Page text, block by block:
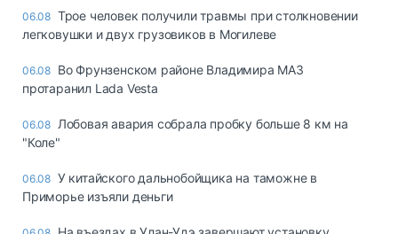
06.08 Трое человек получили травмы при столкновении
легковушки и двух грузовиков в Могилеве
06.08 Во Фрунзенском районе Владимира МАЗ
протаранил Lada Vesta
06.08 Лобовая авария собрала пробку больше 8 км на
"Коле"
06.08 У китайского дальнобойщика на таможне в
Приморье изъяли деньги